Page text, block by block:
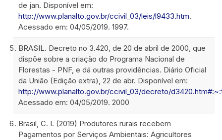
de jan. Disponível em:
http://www.planalto.gov.br/ccivil_03/leis/l9433.htm.
Acessado em: 04/05/2019. 1997.
BRASIL. Decreto no 3.420, de 20 de abril de 2000, que
dispõe sobre a criação do Programa Nacional de
Florestas - PNF, e dá outras providências. Diário Oficial
da União (Edição extra), 22 de abr. Disponível em:
http://www.planalto.gov.br/ccivil_03/decreto/
Acessado em: 04/05/2019. 2000
Brasil, C. I. (2019) Produtores rurais recebem
Pagamentos por Serviços Ambientais: Agricultores